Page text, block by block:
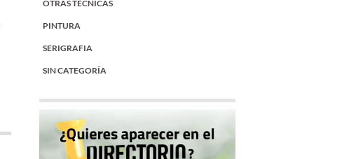
OTRAS TÉCNICAS
PINTURA
SERIGRAFIA
SIN CATEGORÍA